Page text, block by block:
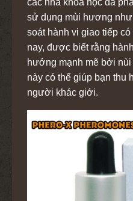
các nhà khoa học đã
sử dụng mùi hương
soát hành vi giao tiếp
nay, được biết rằng
hưởng mạnh mẽ bởi
này có thể giúp bạn thu
người khác giới.